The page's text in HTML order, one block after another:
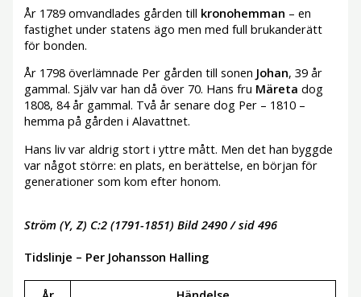
År 1789 omvandlades gården till kronohemman – en
fastighet under statens ägo men med full brukanderätt
för bonden.
År 1798 överlämnade Per gården till sonen Johan, 39 år
gammal. Själv var han då över 70. Hans fru Märeta dog
1808, 84 år gammal. Två år senare dog Per – 1810 –
hemma på gården i Alavattnet.
Hans liv var aldrig stort i yttre mått. Men det han byggde
var något större: en plats, en berättelse, en början för
generationer som kom efter honom.
Ström (Y, Z) C:2 (1791-1851) Bild 2490 / sid 496
Tidslinje – Per Johansson Halling